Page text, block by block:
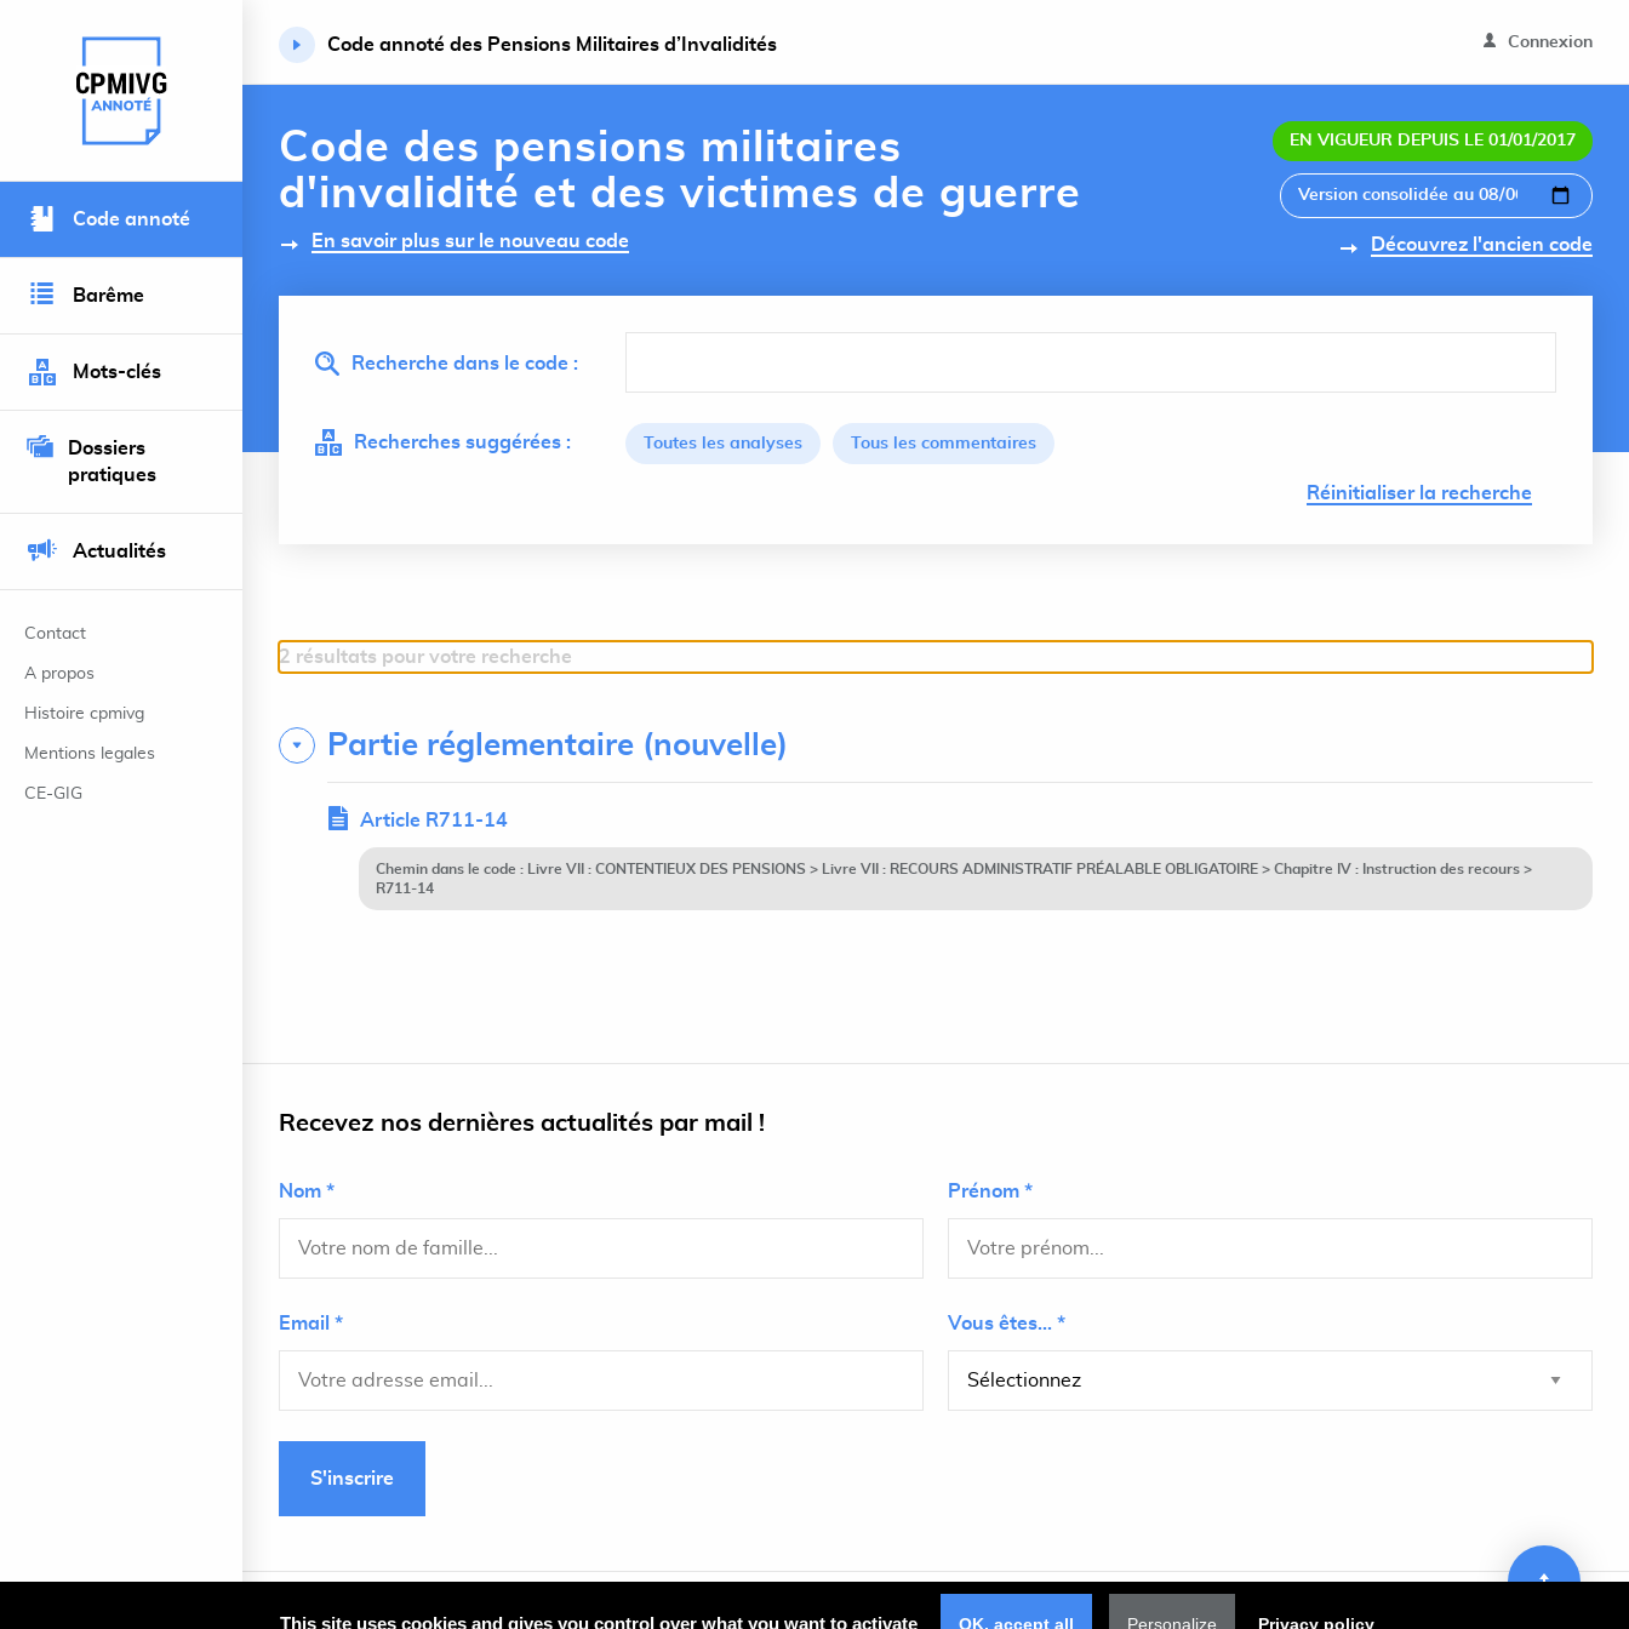
Retour à l’accueil du site
Code annoté
Barême
Mots-clés
Dossiers
pratiques
Actualités
Contact
A propos
Histoire cpmivg
Mentions legales
CE-GIG
Code annoté des Pensions Militaires d’Invalidités Connexion
Code des pensions militaires
d'invalidité et des victimes de guerre
En savoir plus sur le nouveau code
EN VIGUEUR DEPUIS LE 01/01/2017
Découvrez l'ancien code
Recherche dans le code :
Recherches suggérées : Toutes les analyses Tous les commentaires
Réinitialiser la recherche
2 résultats pour votre recherche
Partie réglementaire (nouvelle)
Article R711-14
Chemin dans le code : Livre VII : CONTENTIEUX DES PENSIONS > Livre VII : RECOURS ADMINISTRATIF PRÉALABLE OBLIGATOIRE > Chapitre IV : Instruction des recours >
R711-14
Recevez nos dernières actualités par mail !
Nom * Prénom *
Email * Vous êtes... *
S'inscrire
Plan du site
This site uses cookies and gives you control over what you want to activate OK, accept all Personalize Privacy policy